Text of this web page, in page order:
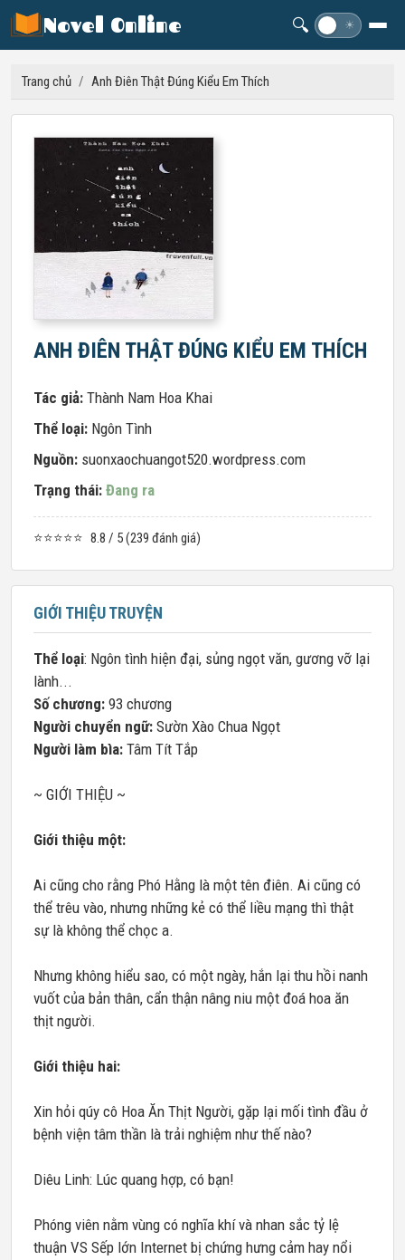
Novel Online 🔍 ☀
Trang chủ / Anh Điên Thật Đúng Kiểu Em Thích
ANH ĐIÊN THẬT ĐÚNG KIỂU EM THÍCH
Tác giả: Thành Nam Hoa Khai
Thể loại: Ngôn Tình
Nguồn: suonxaochuangot520.wordpress.com
Trạng thái: Đang ra
⭐⭐⭐⭐⭐ 8.8 / 5 (239 đánh giá)
GIỚI THIỆU TRUYỆN
Thể loại: Ngôn tình hiện đại, sủng ngọt văn, gương vỡ lại
lành...
Số chương: 93 chương
Người chuyển ngữ: Sườn Xào Chua Ngọt
Người làm bìa: Tâm Tít Tắp
~ GIỚI THIỆU ~
Giới thiệu một:
Ai cũng cho rằng Phó Hằng là một tên điên. Ai cũng có
thể trêu vào, nhưng những kẻ có thể liều mạng thì thật
sự là không thể chọc a.
Nhưng không hiểu sao, có một ngày, hắn lại thu hồi nanh
vuốt của bản thân, cẩn thận nâng niu một đoá hoa ăn
thịt người.
Giới thiệu hai:
Xin hỏi qúy cô Hoa Ăn Thịt Người, gặp lại mối tình đầu ở
bệnh viện tâm thần là trải nghiệm như thế nào?
Diêu Linh: Lúc quang hợp, có bạn!
Phóng viên nằm vùng có nghĩa khí và nhan sắc tỷ lệ
thuận VS Sếp lớn Internet bị chứng hưng cảm hay nổi